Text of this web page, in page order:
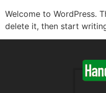
Welcome to WordPress.
delete it, then start